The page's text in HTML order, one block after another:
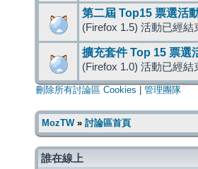
第二屆 Top15 票選活
(Firefox 1.5) 活動已經結
擴充套件 Top 15 票選
(Firefox 1.0) 活動已經結
刪除所有討論區 Cookies 管理團隊
MozTW» 討論區首頁
誰在線上